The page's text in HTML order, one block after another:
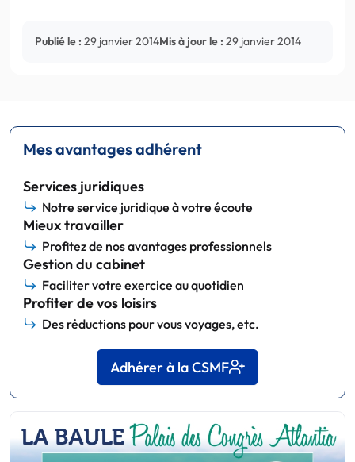
Publié le : 29 janvier 2014Mis à jour le : 29 janvier 2014
Mes avantages adhérent
Services juridiques
Notre service juridique à votre écoute
Mieux travailler
Profitez de nos avantages professionnels
Gestion du cabinet
Faciliter votre exercice au quotidien
Profiter de vos loisirs
Des réductions pour vous voyages, etc.
Adhérer à la CSMF